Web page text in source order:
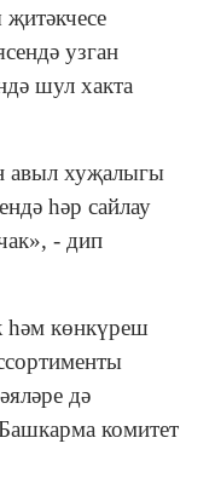
узган
шул хакта
авыл хуҗалыгы
һәр сайлау
- дип
һәм көнкүреш
дә
комитет